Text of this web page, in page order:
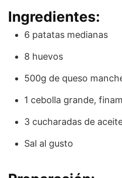
Ingredientes:
6 patatas medianas
8 huevos
500g de queso
1 cebolla grande,
3 cucharadas de
Sal al gusto